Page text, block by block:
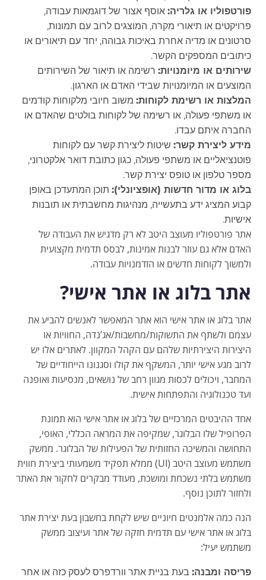
פורטפוליו או גלריה: אוסף אצור של דוגמאות עבודה,
פרויקטים או תיאורי מקרה, המוצגים לרוב עם תמונות,
סרטונים או מדיה אחרת באיכות גבוהה, יחד עם תיאורים או
כיתובים המספקים הקשר.
שירותים או מיומנויות: רשימה או תיאור של השירותים
המוצעים או המיומנויות שבידי האדם או הארגון.
המלצות או רשימת לקוחות: משוב חיובי מלקוחות קודמים
או משתפי פעולה, או רשימה של לקוחות בולטים שהאדם או
החברה איתם עבדו.
מידע ליצירת קשר: שיטות ליצירת קשר עם לקוחות
פוטנציאליים או משתפי פעולה, כגון כתובת דואר אלקטרוני,
מספר טלפון או טופס יצירת קשר.
בלוג או מדור חדשות (אופציונלי): תוכן המתעדכן באופן
קבוע המציג ידע בתעשייה, מנהיגות מחשבתית או תובנות
אישיות.
אתר פורטפוליו מעוצב היטב לא רק מדגיש את העבודה של
האדם אלא גם עוזר לבנות אמינות, לבסס תדמית מקצועית
ולמשוך לקוחות חדשים או הזדמנויות עבודה.
אתר בלוג או אתר אישי?
אתר בלוג או אתר אישי הוא אתר המאפשר לאנשים להביע את
עצמם ולשתף את התשוקות/מחשבות/אג’נדה, החוויות או
היצירות היצירתיות שלהם עם הקהל המקוון. לאתרים אלו יש
לרוב מגע אישי יותר, המשקף את קולו וסגנונו הייחודיים של
המחבר, ויכולים לכסות מגוון רחב של נושאים, מנסיעות ואופנה
ועד טכנולוגיה והתפתחות אישית.
אחד ההיבטים המרכזיים של בלוג או אתר אישי הוא תמונת
הפרופיל שלו הבלוגר, שמקיפה את המראה הכללי, האופי,
התחושה והמשיכה החזותית של הפעילות של הבלוגר. ממשק
משתמש מעוצב היטב (UI) ממלא תפקיד משמעותי ביצירת חווית
משתמש בלתי נשכחת ומושכת, מעודד מבקרים לחקור את האתר
ולחזור לתוכן נוסף.
הנה כמה אלמנטים חיוניים שיש לקחת בחשבון בעת יצירת אתר
בלוג או אתר אישי עם תדמית חזקה של אתר ועיצוב ממשק
משתמש יעיל:
פריסה ומבנה: בעת בניית אתר וורדפרס לעסק כזה או אחר